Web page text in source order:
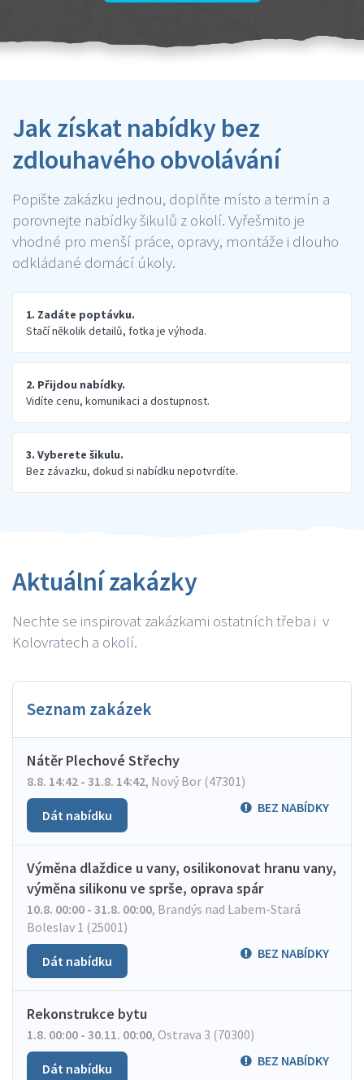
Jak získat nabídky bez
zdlouhavého obvolávání
Popište zakázku jednou, doplňte místo a termín a
porovnejte nabídky šikulů z okolí. Vyřešmito je
vhodné pro menší práce, opravy, montáže i dlouho
odkládané domácí úkoly.
1. Zadáte poptávku.
Stačí několik detailů, fotka je výhoda.
2. Přijdou nabídky.
Vidíte cenu, komunikaci a dostupnost.
3. Vyberete šikulu.
Bez závazku, dokud si nabídku nepotvrdíte.
Aktuální zakázky
Nechte se inspirovat zakázkami ostatních třeba i v
Kolovratech a okolí.
Seznam zakázek
Nátěr Plechové Střechy
8.8. 14:42 - 31.8. 14:42, Nový Bor (47301)
BEZ NABÍDKY
Dát nabídku
Výměna dlaždice u vany, osilikonovat hranu vany,
výměna silikonu ve sprše, oprava spár
10.8. 00:00 - 31.8. 00:00, Brandýs nad Labem-Stará
Boleslav 1 (25001)
BEZ NABÍDKY
Dát nabídku
Rekonstrukce bytu
1.8. 00:00 - 30.11. 00:00, Ostrava 3 (70300)
BEZ NABÍDKY
Dát nabídku